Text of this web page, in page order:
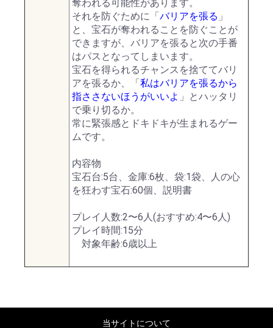
奪われる可能性があります。
それを防ぐために「バリアを張る 」
と、宝石が奪われることを防ぐことが
できますが、バリアを張ると次の手番
はパスとなってしまいます。
宝石を得られるチャンスを捨ててバリ
アを張るか、「私はバリアを張るから
指ささないほうがいいよ 」とハッタリ
で乗り切るか。
常に緊張感とドキドキが生まれるゲー
ムです。
内容物
宝石台:5台、金庫:6枚、袋:1袋、人の心
を狂わす宝石:60個、説明書
プレイ人数:2〜6人(おすすめ:4〜6人)
プレイ時間:15分
対象年齢:6歳以上
当サイトについて